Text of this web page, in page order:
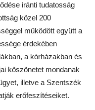
iránti tudatosság
közel 200
működött együtt a
érdekében
a kórházakban és
köszönetet mondanak
illetve a Szentszék
erőfeszítéseiket.